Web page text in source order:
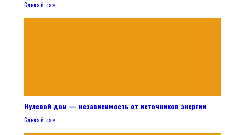
Сделай сам
Нулевой дом — независимость от источников энергии
Сделай сам